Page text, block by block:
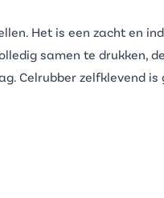
Het is een zacht en
samen te drukken,
Celrubber zelfklevend is